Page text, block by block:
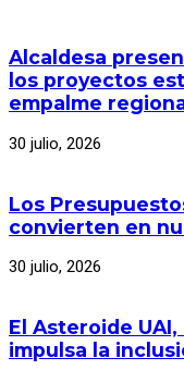
Alcaldesa
los proyectos
empalme
30 julio, 2026
Los
convierten en
30 julio, 2026
El Asteroide
impulsa la